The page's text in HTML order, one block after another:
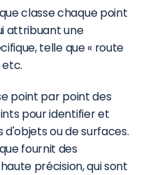
classe chaque point
attribuant une
telle que « route
etc.
point par point des
pour identifier et
ou de surfaces.
fournit des
précision, qui sont